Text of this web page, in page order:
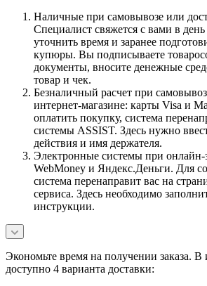
Наличные при самовывозе или
Специалист свяжется с вами в
уточнить время и заранее
купюры. Вы подписываете
документы, вносите денежные
товар и чек.
Безналичный расчет при
интернет-магазине: карты Visa и
оплатить покупку, система
системы ASSIST. Здесь нужно
действия и имя держателя.
Электронные системы при онлайн-
WebMoney и Яндекс.Деньги. Для
система перенаправит вас на
сервиса. Здесь необходимо
инструкции.
Экономьте время на получении заказа. В
доступно 4 варианта доставки: